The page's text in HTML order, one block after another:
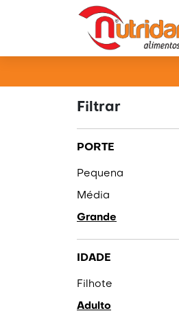
Filtrar
PORTE
Pequena
Média
Grande
IDADE
Filhote
Adulto